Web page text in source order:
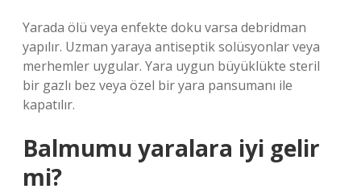
Yarada ölü veya enfekte doku varsa debridman
yapılır. Uzman yaraya antiseptik solüsyonlar veya
merhemler uygular. Yara uygun büyüklükte steril
bir gazlı bez veya özel bir yara pansumanı ile
kapatılır.
Balmumu yaralara iyi gelir
mi?